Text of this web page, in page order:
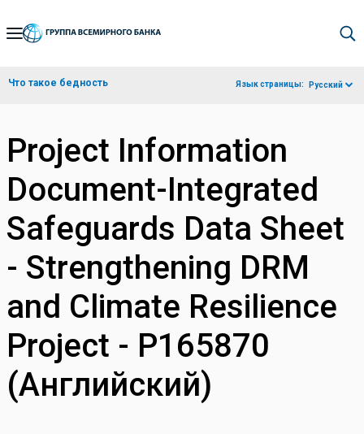
Skip
Navigation
Что такое бедность Язык страницы: Русский
Project Information
Document-Integrated
Safeguards Data Sheet
- Strengthening DRM
and Climate Resilience
Project - P165870
(Английский)